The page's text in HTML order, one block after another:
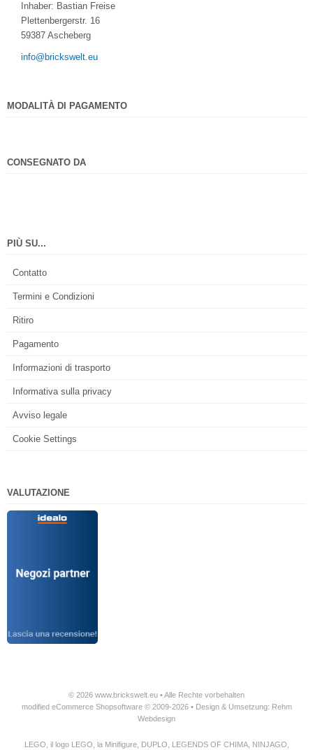
Inhaber: Bastian Freise
Plettenbergerstr. 16
59387 Ascheberg
info@brickswelt.eu
MODALITÀ DI PAGAMENTO
CONSEGNATO DA
PIÙ SU...
Contatto
Termini e Condizioni
Ritiro
Pagamento
Informazioni di trasporto
Informativa sulla privacy
Avviso legale
Cookie Settings
VALUTAZIONE
© 2026 www.brickswelt.eu • Alle Rechte vorbehalten
modified eCommerce Shopsoftware © 2009-2026 • Design & Umsetzung: Rehm
Webdesign
LEGO, il logo LEGO, la Minifigure, DUPLO, LEGENDS OF CHIMA, NINJAGO,